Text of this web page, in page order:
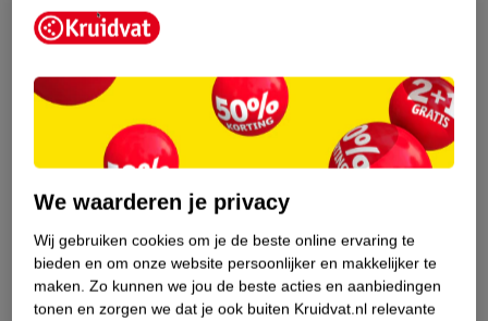
feestdagen gesloten.
gesloten. Wij adviseren niet verder te gaan met de bestelling van
geneesmiddelen wanneer je vragen nog onbeantwoord zijn.
Gecertificeerde winkels en webshops met de Groene Plus doen er
alles aan om hun klanten juist en deskundig te adviseren over
hebt over onze advisering. Wij horen dat graag om onze service te
verbeteren, ,neem dan contact op met onze klantenservice.
helpen je graag!
We waarderen je privacy
Wij gebruiken cookies om je de beste online ervaring te
bieden en om onze website persoonlijker en makkelijker te
maken. Zo kunnen we jou de beste acties en aanbiedingen
tonen en zorgen we dat je ook buiten Kruidvat.nl relevante